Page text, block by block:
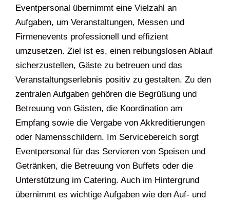
Eventpersonal übernimmt eine Vielzahl an
Aufgaben, um Veranstaltungen, Messen und
Firmenevents professionell und effizient
umzusetzen. Ziel ist es, einen reibungslosen Ablauf
sicherzustellen, Gäste zu betreuen und das
Veranstaltungserlebnis positiv zu gestalten. Zu den
zentralen Aufgaben gehören die Begrüßung und
Betreuung von Gästen, die Koordination am
Empfang sowie die Vergabe von Akkreditierungen
oder Namensschildern. Im Servicebereich sorgt
Eventpersonal für das Servieren von Speisen und
Getränken, die Betreuung von Buffets oder die
Unterstützung im Catering. Auch im Hintergrund
übernimmt es wichtige Aufgaben wie den Auf- und